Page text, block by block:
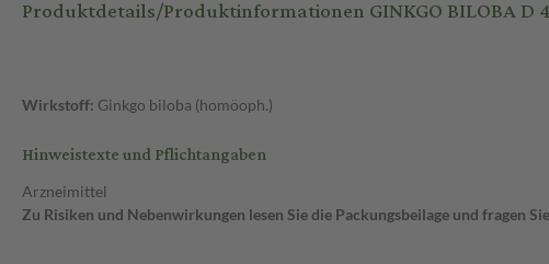
Produktdetails/Produktinformationen GINKGO BILOBA D
Wirkstoff: Ginkgo biloba (homöoph.)
Hinweistexte und Pflichtangaben
Arzneimittel
Zu Risiken und Nebenwirkungen lesen Sie die Packungsbeilage und fragen